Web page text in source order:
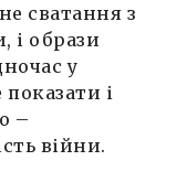
сватання з
і образи
у
показати і
–
війни.